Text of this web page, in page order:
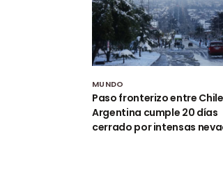
MUNDO
Paso fronterizo entre
Argentina cumple 20 días
cerrado por intensas